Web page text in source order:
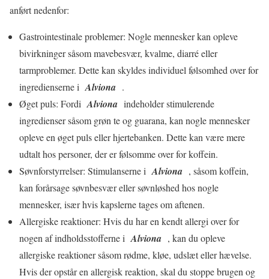
anført nedenfor:
Gastrointestinale problemer: Nogle mennesker kan opleve
bivirkninger såsom mavebesvær, kvalme, diarré eller
tarmproblemer. Dette kan skyldes individuel følsomhed over for
ingredienserne i Alviona .
Øget puls: Fordi Alviona indeholder stimulerende
ingredienser såsom grøn te og guarana, kan nogle mennesker
opleve en øget puls eller hjertebanken. Dette kan være mere
udtalt hos personer, der er følsomme over for koffein.
Søvnforstyrrelser: Stimulanserne i Alviona , såsom koffein,
kan forårsage søvnbesvær eller søvnløshed hos nogle
mennesker, især hvis kapslerne tages om aftenen.
Allergiske reaktioner: Hvis du har en kendt allergi over for
nogen af ​​indholdsstofferne i Alviona , kan du opleve
allergiske reaktioner såsom rødme, kløe, udslæt eller hævelse.
Hvis der opstår en allergisk reaktion, skal du stoppe brugen og